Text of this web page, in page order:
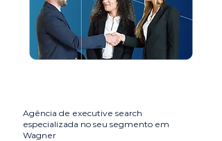
Agência de executive search
especializada no seu segmento em
Wagner